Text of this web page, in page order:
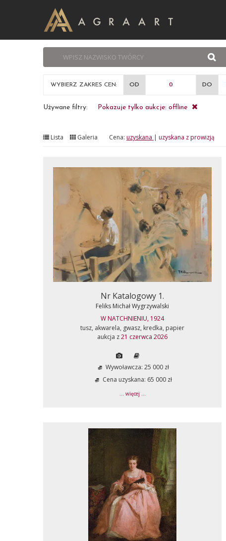
WYBIERZ ZAKRES CEN: OD DO
Używane filtry: Pokazuje tylko aukcje: offline
Lista Galeria Cena: uzyskana | uzyskana z prowizją
Nr Katalogowy 1.
Feliks Michał Wygrzywalski
W NATCHNIENIU, 1924
tusz, akwarela, gwasz, kredka, papier
aukcja z21 czerwca 2026
Wywoławcza: 25 000 zł
Cena uzyskana: 65 000 zł
... więcej ...